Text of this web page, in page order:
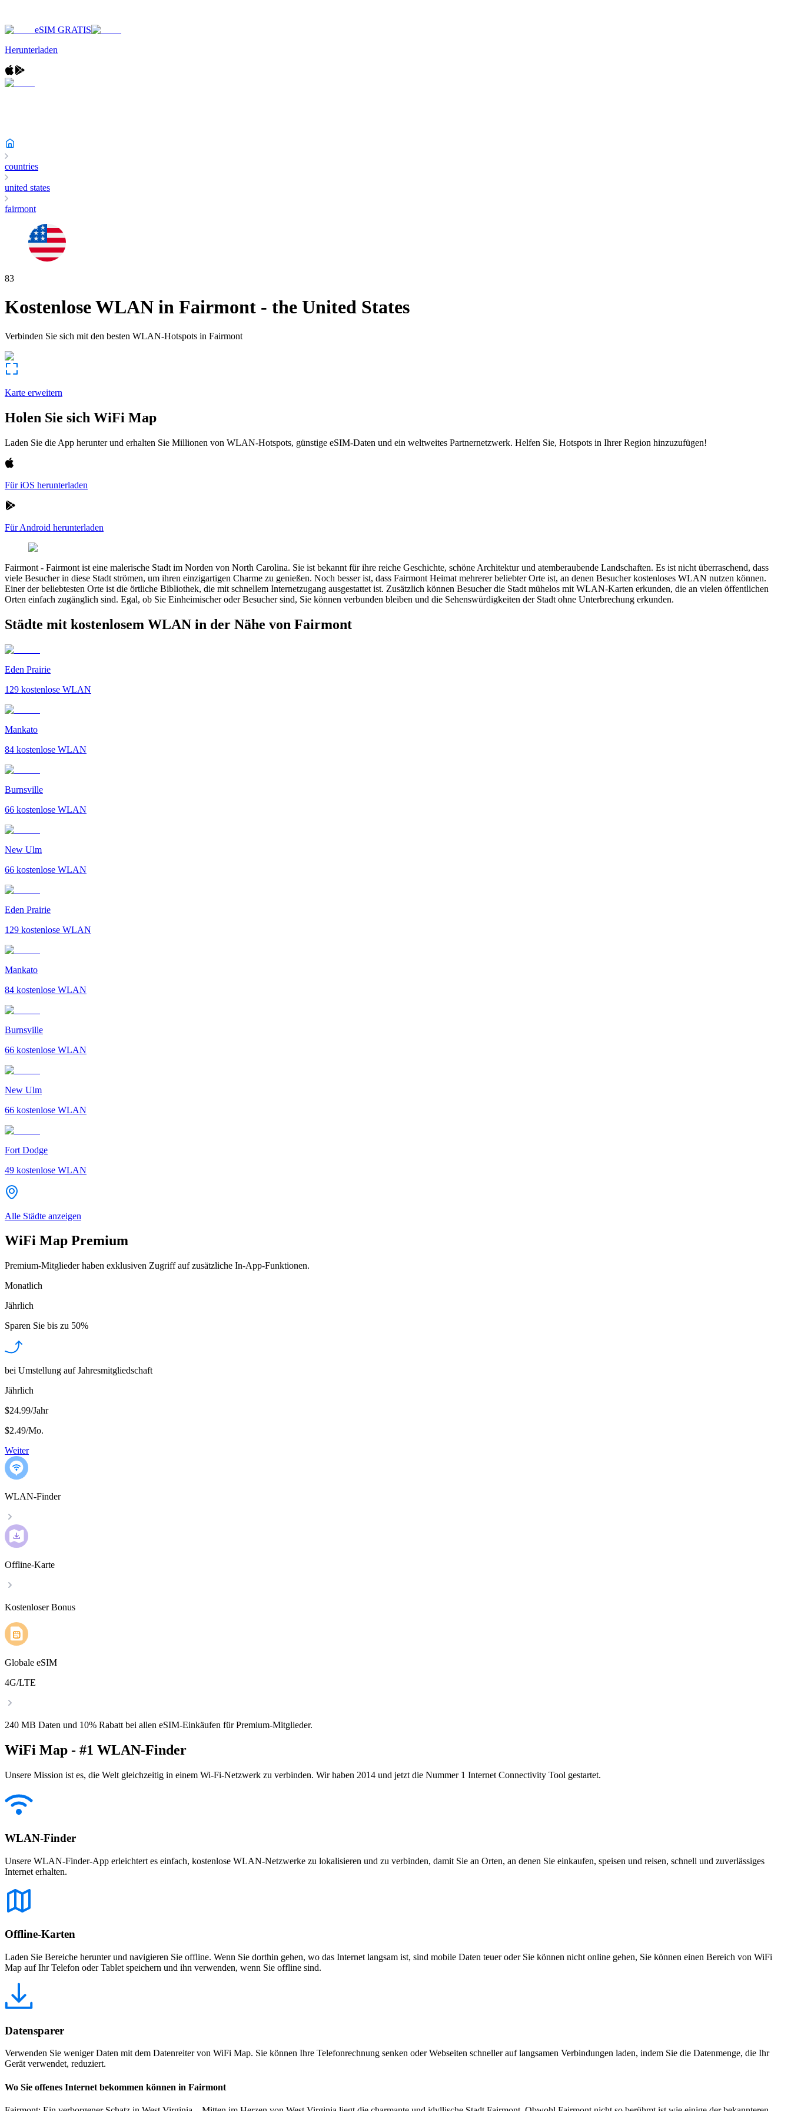
eSIM GRATIS
Herunterladen
countries
united states
fairmont
83
Kostenlose WLAN in Fairmont - the United States
Verbinden Sie sich mit den besten WLAN-Hotspots in Fairmont
Karte erweitern
Holen Sie sich WiFi Map
Laden Sie die App herunter und erhalten Sie Millionen von WLAN-Hotspots, günstige eSIM-Daten und ein weltweites Partnernetzwerk. Helfen Sie, Hotspots in Ihrer Region hinzuzufügen!
Für iOS herunterladen
Für Android herunterladen
Fairmont - Fairmont ist eine malerische Stadt im Norden von North Carolina. Sie ist bekannt für ihre reiche Geschichte, schöne Architektur und atemberaubende Landschaften. Es ist nicht überraschend, dass
viele Besucher in diese Stadt strömen, um ihren einzigartigen Charme zu genießen. Noch besser ist, dass Fairmont Heimat mehrerer beliebter Orte ist, an denen Besucher kostenloses WLAN nutzen können.
Einer der beliebtesten Orte ist die örtliche Bibliothek, die mit schnellem Internetzugang ausgestattet ist. Zusätzlich können Besucher die Stadt mühelos mit WLAN-Karten erkunden, die an vielen öffentlichen
Orten einfach zugänglich sind. Egal, ob Sie Einheimischer oder Besucher sind, Sie können verbunden bleiben und die Sehenswürdigkeiten der Stadt ohne Unterbrechung erkunden.
Städte mit kostenlosem WLAN in der Nähe von Fairmont
Eden Prairie
129 kostenlose WLAN
Mankato
84 kostenlose WLAN
Burnsville
66 kostenlose WLAN
New Ulm
66 kostenlose WLAN
Eden Prairie
129 kostenlose WLAN
Mankato
84 kostenlose WLAN
Burnsville
66 kostenlose WLAN
New Ulm
66 kostenlose WLAN
Fort Dodge
49 kostenlose WLAN
Alle Städte anzeigen
WiFi Map Premium
Premium-Mitglieder haben exklusiven Zugriff auf zusätzliche In-App-Funktionen.
Monatlich
Jährlich
Sparen Sie bis zu 50%
bei Umstellung auf Jahresmitgliedschaft
Jährlich
$24.99/Jahr
$2.49/Mo.
Weiter
WLAN-Finder
Offline-Karte
Kostenloser Bonus
Globale eSIM
4G/LTE
240 MB Daten und 10% Rabatt bei allen eSIM-Einkäufen für Premium-Mitglieder.
WiFi Map - #1 WLAN-Finder
Unsere Mission ist es, die Welt gleichzeitig in einem Wi-Fi-Netzwerk zu verbinden. Wir haben 2014 und jetzt die Nummer 1 Internet Connectivity Tool gestartet.
WLAN-Finder
Unsere WLAN-Finder-App erleichtert es einfach, kostenlose WLAN-Netzwerke zu lokalisieren und zu verbinden, damit Sie an Orten, an denen Sie einkaufen, speisen und reisen, schnell und zuverlässiges
Internet erhalten.
Offline-Karten
Laden Sie Bereiche herunter und navigieren Sie offline. Wenn Sie dorthin gehen, wo das Internet langsam ist, sind mobile Daten teuer oder Sie können nicht online gehen, Sie können einen Bereich von WiFi
Map auf Ihr Telefon oder Tablet speichern und ihn verwenden, wenn Sie offline sind.
Datensparer
Verwenden Sie weniger Daten mit dem Datenreiter von WiFi Map. Sie können Ihre Telefonrechnung senken oder Webseiten schneller auf langsamen Verbindungen laden, indem Sie die Datenmenge, die Ihr
Gerät verwendet, reduziert.
Wo Sie offenes Internet bekommen können in Fairmont